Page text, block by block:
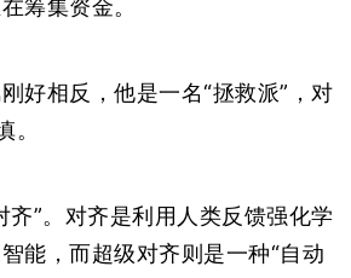
筹集资金。
好相反，他是一名“拯救派”，对
。
齐”。对齐是利用人类反馈强化学
能，而超级对齐则是一种“自动